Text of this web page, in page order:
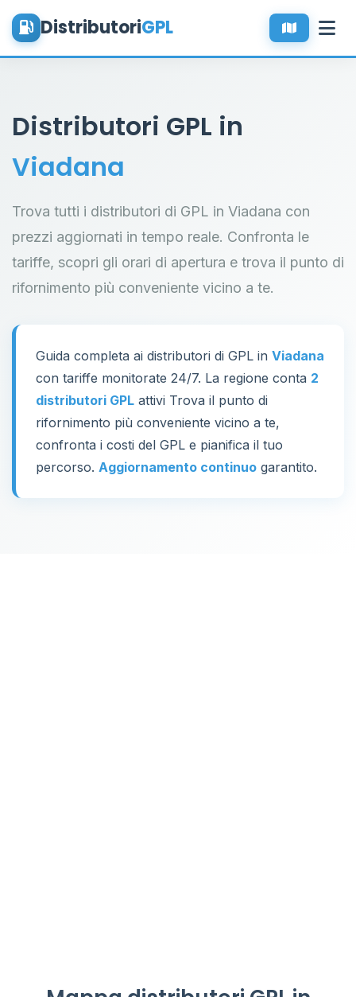
DistributoriGPL
Distributori GPL in
Viadana
Trova tutti i distributori di GPL in Viadana con
prezzi aggiornati in tempo reale. Confronta le
tariffe, scopri gli orari di apertura e trova il punto di
rifornimento più conveniente vicino a te.
Guida completa ai distributori di GPL in Viadana
con tariffe monitorate 24/7. La regione conta 2
distributori GPL attivi Trova il punto di
rifornimento più conveniente vicino a te,
confronta i costi del GPL e pianifica il tuo
percorso. Aggiornamento continuo garantito.